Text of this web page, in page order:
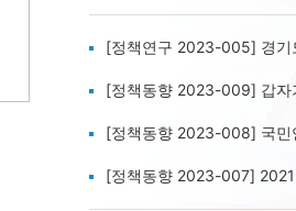
[정책연구 2023-005] 경기도물리
[정책동향 2023-009] 갑자기 찾아
[정책동향 2023-008] 국민
[정책동향 2023-007] 2021년